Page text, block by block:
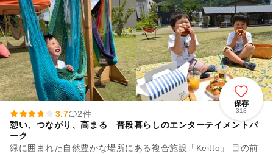
保存
318
3.7
2件
憩い、つながり、高まる 普段暮らしのエンターテイメントパ
ーク
緑に囲まれた自然豊かな場所にある複合施設「Keitto」 目の前